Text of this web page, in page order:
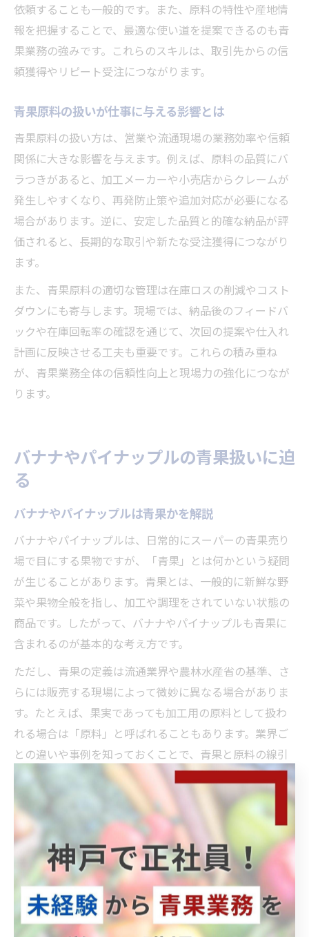
依頼することも一般的です。また、原料の特性や産地情
報を把握することで、最適な使い道を提案できるのも青
果業務の強みです。これらのスキルは、取引先からの信
頼獲得やリピート受注につながります。
青果原料の扱いが仕事に与える影響とは
青果原料の扱い方は、営業や流通現場の業務効率や信頼
関係に大きな影響を与えます。例えば、原料の品質にバ
ラつきがあると、加工メーカーや小売店からクレームが
発生しやすくなり、再発防止策や追加対応が必要になる
場合があります。逆に、安定した品質と的確な納品が評
価されると、長期的な取引や新たな受注獲得につながり
ます。
また、青果原料の適切な管理は在庫ロスの削減やコスト
ダウンにも寄与します。現場では、納品後のフィードバ
ックや在庫回転率の確認を通じて、次回の提案や仕入れ
計画に反映させる工夫も重要です。これらの積み重ね
が、青果業務全体の信頼性向上と現場力の強化につなが
ります。
バナナやパイナップルの青果扱いに迫
る
バナナやパイナップルは青果かを解説
バナナやパイナップルは、日常的にスーパーの青果売り
場で目にする果物ですが、「青果」とは何かという疑問
が生じることがあります。青果とは、一般的に新鮮な野
菜や果物全般を指し、加工や調理をされていない状態の
商品です。したがって、バナナやパイナップルも青果に
含まれるのが基本的な考え方です。
ただし、青果の定義は流通業界や農林水産省の基準、さ
らには販売する現場によって微妙に異なる場合がありま
す。たとえば、果実であっても加工用の原料として扱わ
れる場合は「原料」と呼ばれることもあります。業界ご
との違いや事例を知っておくことで、青果と原料の線引
きに迷う場面を減らせるでしょう。
青果として流通する果物の特徴を知る
青果として流通する果物には、収穫後すぐに食用可能な
鮮度や見た目の美しさ、輸送や保管に適した状態である
ことが求められます。バナナやパイナップルは輸送時に
成熟度を管理し、店頭に並ぶ時期を調整することで、消
費者が最適な状態で購入できるよう工夫されています。